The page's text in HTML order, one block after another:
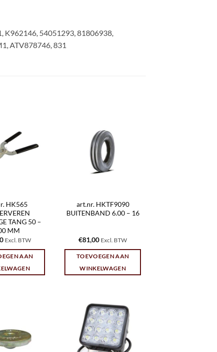
K962146, 54051293, 81806938,
ATV878746, 831
HK565
TANG 50 –
MM
Excl. BTW
AAN
art.nr. HKTF9090
BUITENBAND 6.00 – 16
€81,00 Excl. BTW
TOEVOEGEN AAN
WINKELWAGEN